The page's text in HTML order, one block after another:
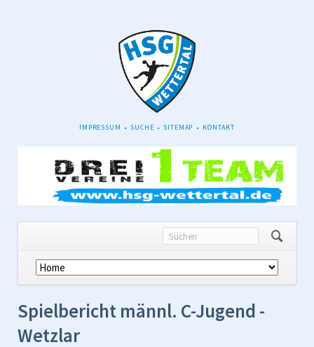
NAVIGATION
IMPRESSUM SUCHE SITEMAP KONTAKT
Navigation
überspringen
Spielbericht männl. C-Jugend -
Wetzlar